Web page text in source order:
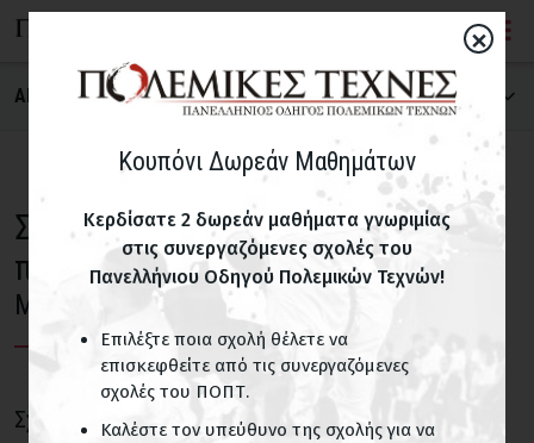
ΑΝΑΖΗΤΗΣΗ ΣΧΟΛΗΣ
ΠΑΙΔΙΚΑ ΤΜΗΜΑΤΑ
Σχολές με παιδικά τμήματα
Σχολές Πολεμικών Τεχνών για
παιδιά
Μεταμόρφωση Αττικής
Σχολές για παιδιά σε περιοχές του Ν. Αττικής
×
Κουπόνι Δωρεάν Μαθημάτων
Κερδίσατε 2 δωρεάν μαθήματα γνωριμίας
στις συνεργαζόμενες σχολές του
Πανελλήνιου Οδηγού Πολεμικών Τεχνών!
Επιλέξτε ποια σχολή θέλετε να
επισκεφθείτε από τις συνεργαζόμενες
σχολές του ΠΟΠΤ.
Καλέστε τον υπεύθυνο της σχολής για να